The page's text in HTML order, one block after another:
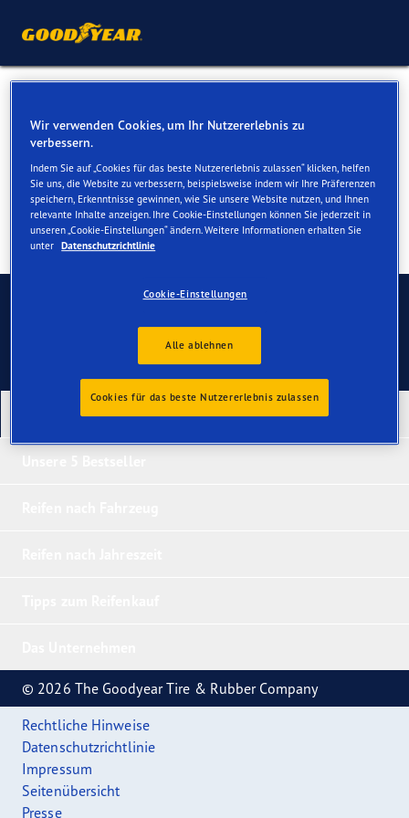
Q8 & Q8 e-tron
Kontaktieren Sie uns
Unsere neuesten Produkte
© 2026 The Goodyear Tire & Rubber Company
Rechtliche Hinweise
Datenschutzrichtlinie
Impressum
Seitenübersicht
Presse
Wir verwenden Cookies, um Ihr Nutzererlebnis zu
verbessern.
Indem Sie auf „Cookies für das beste Nutzererlebnis zulassen“ klicken, helfen
Sie uns, die Website zu verbessern, beispielsweise indem wir Ihre Präferenzen
speichern, Erkenntnisse gewinnen, wie Sie unsere Website nutzen, und Ihnen
relevante Inhalte anzeigen. Ihre Cookie-Einstellungen können Sie jederzeit in
unseren „Cookie-Einstellungen“ ändern. Weitere Informationen erhalten Sie
unter Datenschutzrichtlinie
Cookie-Einstellungen
Alle ablehnen
Cookies für das beste Nutzererlebnis zulassen